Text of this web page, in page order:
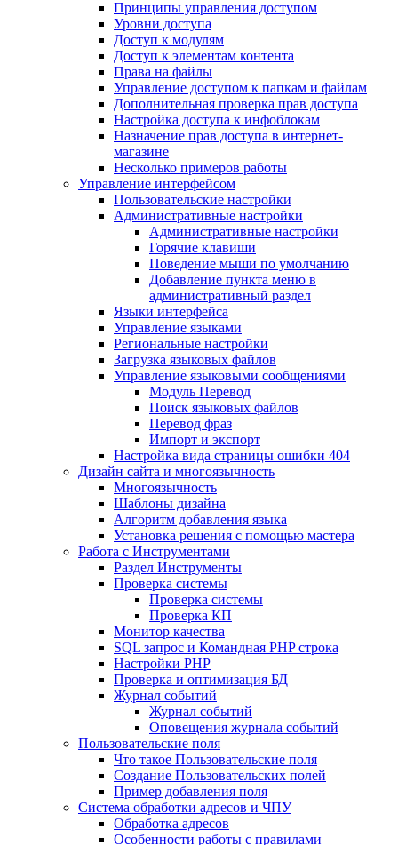
Принципы управления доступом
Уровни доступа
Доступ к модулям
Доступ к элементам контента
Права на файлы
Управление доступом к папкам и файлам
Дополнительная проверка прав доступа
Настройка доступа к инфоблокам
Назначение прав доступа в интернет-
магазине
Несколько примеров работы
Управление интерфейсом
Пользовательские настройки
Административные настройки
Административные настройки
Горячие клавиши
Поведение мыши по умолчанию
Добавление пункта меню в
административный раздел
Языки интерфейса
Управление языками
Региональные настройки
Загрузка языковых файлов
Управление языковыми сообщениями
Mодуль Перевод
Поиск языковых файлов
Перевод фраз
Импорт и экспорт
Настройка вида страницы ошибки 404
Дизайн сайта и многоязычность
Многоязычность
Шаблоны дизайна
Алгоритм добавления языка
Установка решения с помощью мастера
Работа с Инструментами
Раздел Инструменты
Проверка системы
Проверка системы
Проверка КП
Монитор качества
SQL запрос и Командная PHP строка
Настройки PHP
Проверка и оптимизация БД
Журнал событий
Журнал событий
Оповещения журнала событий
Пользовательские поля
Что такое Пользовательские поля
Создание Пользовательских полей
Пример добавления поля
Система обработки адресов и ЧПУ
Обработка адресов
Особенности работы с правилами